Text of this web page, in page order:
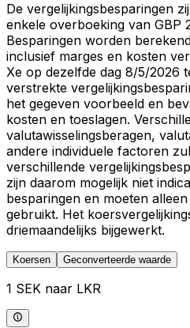
De vergelijkingsbesparingen
enkele overboeking van GBP
Besparingen worden
inclusief marges en kosten
Xe op dezelfde dag 8/5/2026
verstrekte
het gegeven voorbeeld en
kosten en toeslagen.
valutawisselingsberagen,
andere individuele factoren
verschillende
zijn daarom mogelijk niet
besparingen en moeten
gebruikt. Het
driemaandelijks bijgewerkt.
Koersen Geconverteerde waarde
1 SEK naar LKR